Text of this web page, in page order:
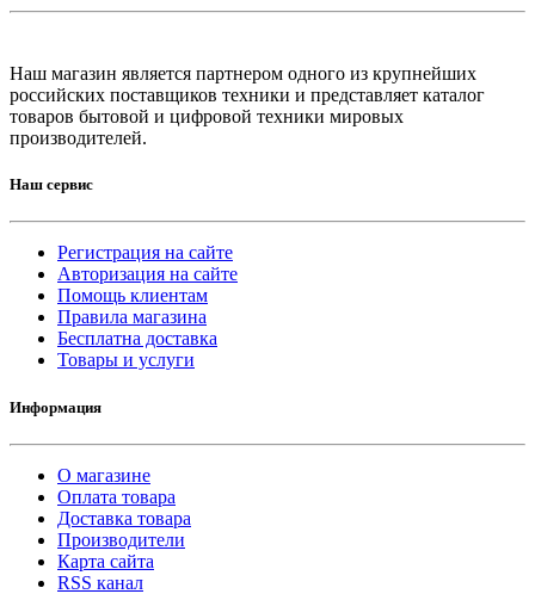
Наш магазин является партнером одного из крупнейших
российских поставщиков техники и представляет каталог
товаров бытовой и цифровой техники мировых
производителей.
Наш сервис
Регистрация на сайте
Авторизация на сайте
Помощь клиентам
Правила магазина
Бесплатна доставка
Товары и услуги
Информация
О магазине
Оплата товара
Доставка товара
Производители
Карта сайта
RSS канал